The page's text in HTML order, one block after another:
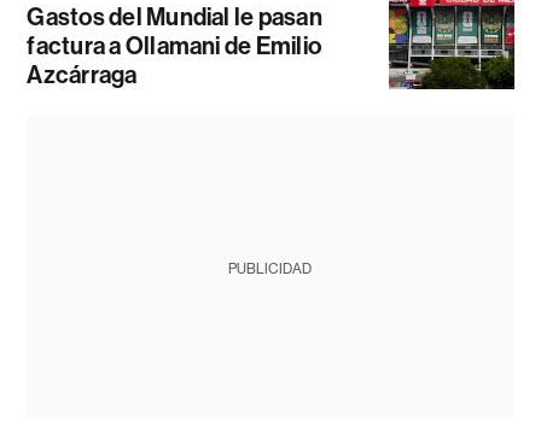
Gastos del Mundial le pasan
factura a Ollamani de Emilio
Azcárraga
PUBLICIDAD